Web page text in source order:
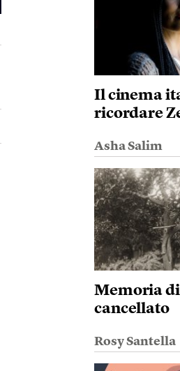
Il cinema
ricordare
Asha Salim
Memoria di
cancellato
Rosy Santella